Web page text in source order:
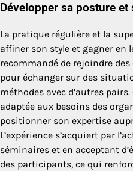
Développer sa posture et
La pratique régulière et la
affiner son style et gagner en
recommandé de rejoindre
pour échanger sur des
méthodes avec d’autres
adaptée aux besoins des
positionner son expertise
L’expérience s’acquiert par
séminaires et en acceptant
des participants, ce qui